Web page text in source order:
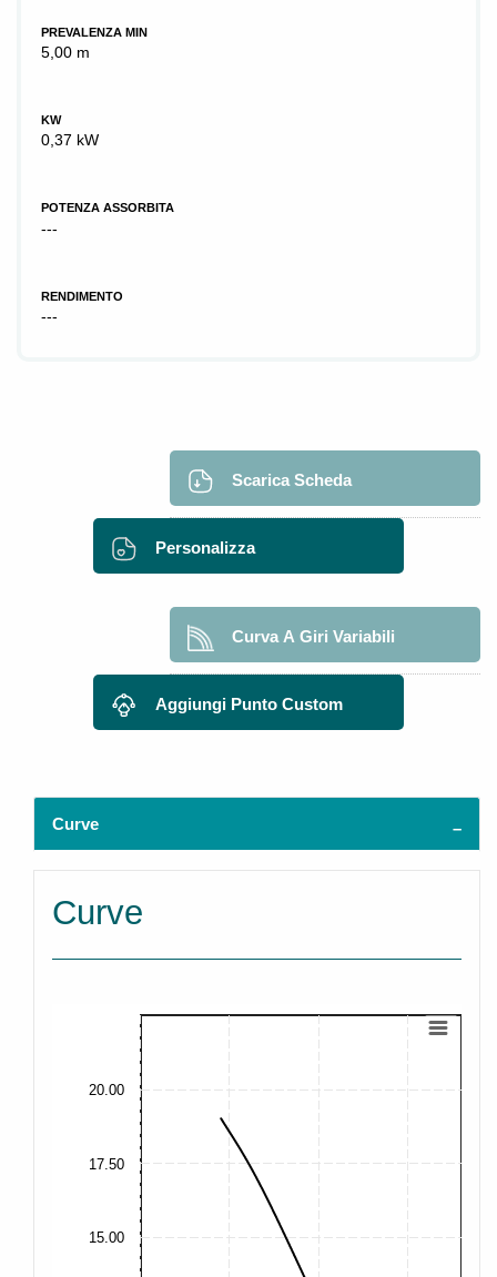
PREVALENZA MIN
5,00 m
KW
0,37 kW
POTENZA ASSORBITA
---
RENDIMENTO
---
Scarica Scheda
Personalizza
Curva A Giri Variabili
Aggiungi Punto Custom
Curve
Curve
15.00
17.50
20.00